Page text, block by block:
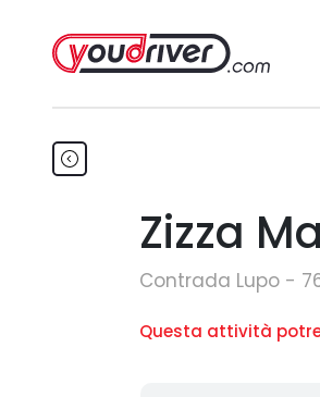
Zizza
Contrada Lupo -
Questa attività